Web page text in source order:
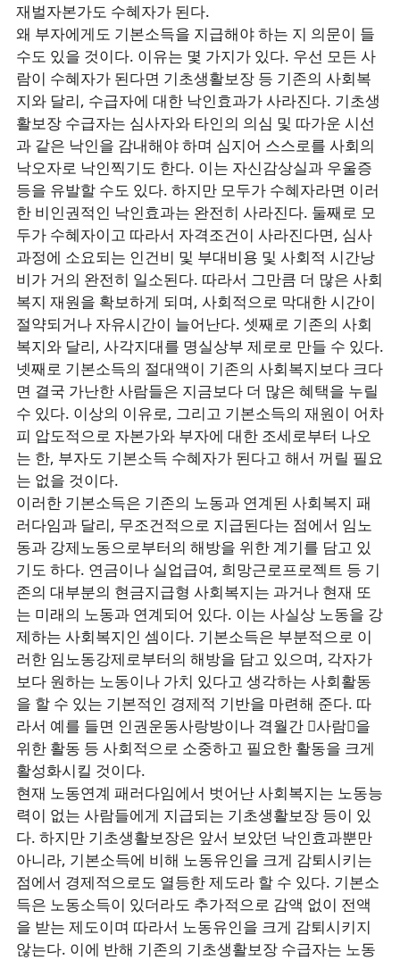
재벌자본가도 수혜자가 된다.
왜 부자에게도 기본소득을 지급해야 하는 지 의문이 들
수도 있을 것이다. 이유는 몇 가지가 있다. 우선 모든 사
람이 수혜자가 된다면 기초생활보장 등 기존의 사회복
지와 달리, 수급자에 대한 낙인효과가 사라진다. 기초생
활보장 수급자는 심사자와 타인의 의심 및 따가운 시선
과 같은 낙인을 감내해야 하며 심지어 스스로를 사회의
낙오자로 낙인찍기도 한다. 이는 자신감상실과 우울증
등을 유발할 수도 있다. 하지만 모두가 수혜자라면 이러
한 비인권적인 낙인효과는 완전히 사라진다. 둘째로 모
두가 수혜자이고 따라서 자격조건이 사라진다면, 심사
과정에 소요되는 인건비 및 부대비용 및 사회적 시간낭
비가 거의 완전히 일소된다. 따라서 그만큼 더 많은 사회
복지 재원을 확보하게 되며, 사회적으로 막대한 시간이
절약되거나 자유시간이 늘어난다. 셋째로 기존의 사회
복지와 달리, 사각지대를 명실상부 제로로 만들 수 있다.
넷째로 기본소득의 절대액이 기존의 사회복지보다 크다
면 결국 가난한 사람들은 지금보다 더 많은 혜택을 누릴
수 있다. 이상의 이유로, 그리고 기본소득의 재원이 어차
피 압도적으로 자본가와 부자에 대한 조세로부터 나오
는 한, 부자도 기본소득 수혜자가 된다고 해서 꺼릴 필요
는 없을 것이다.
이러한 기본소득은 기존의 노동과 연계된 사회복지 패
러다임과 달리, 무조건적으로 지급된다는 점에서 임노
동과 강제노동으로부터의 해방을 위한 계기를 담고 있
기도 하다. 연금이나 실업급여, 희망근로프로젝트 등 기
존의 대부분의 현금지급형 사회복지는 과거나 현재 또
는 미래의 노동과 연계되어 있다. 이는 사실상 노동을 강
제하는 사회복지인 셈이다. 기본소득은 부분적으로 이
러한 임노동강제로부터의 해방을 담고 있으며, 각자가
보다 원하는 노동이나 가치 있다고 생각하는 사회활동
을 할 수 있는 기본적인 경제적 기반을 마련해 준다. 따
라서 예를 들면 인권운동사랑방이나 격월간 󰡔사람󰡕을
위한 활동 등 사회적으로 소중하고 필요한 활동을 크게
활성화시킬 것이다.
현재 노동연계 패러다임에서 벗어난 사회복지는 노동능
력이 없는 사람들에게 지급되는 기초생활보장 등이 있
다. 하지만 기초생활보장은 앞서 보았던 낙인효과뿐만
아니라, 기본소득에 비해 노동유인을 크게 감퇴시키는
점에서 경제적으로도 열등한 제도라 할 수 있다. 기본소
득은 노동소득이 있더라도 추가적으로 감액 없이 전액
을 받는 제도이며 따라서 노동유인을 크게 감퇴시키지
않는다. 이에 반해 기존의 기초생활보장 수급자는 노동